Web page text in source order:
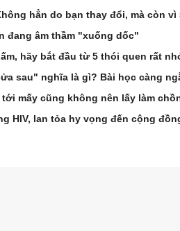
hẳn do bạn thay đổi, mà còn vì
đang âm thầm "xuống dốc"
hãy bắt đầu từ 5 thói quen rất
sau" nghĩa là gì? Bài học càng
mấy cũng không nên lấy làm
HIV, lan tỏa hy vọng đến cộng